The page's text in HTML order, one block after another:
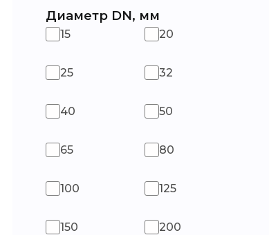
Диаметр DN, мм
15 20
25 32
40 50
65 80
100 125
150 200